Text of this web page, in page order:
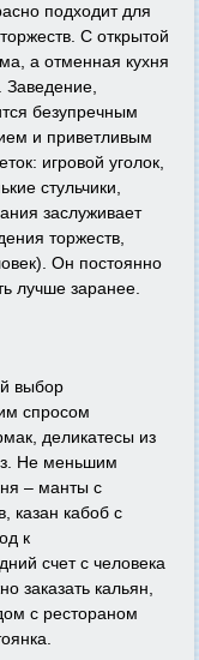
подходит для
С открытой
а отменная кухня
Заведение,
безупречным
и приветливым
игровой уголок,
стульчики,
заслуживает
торжеств,
Он постоянно
лучше заранее.
выбор
спросом
деликатесы из
Не меньшим
– манты с
казан кабоб с
к
счет с человека
заказать кальян,
с рестораном